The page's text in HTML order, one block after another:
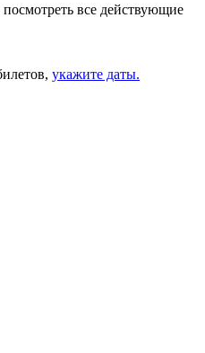
посмотреть все действующие
укажите даты.